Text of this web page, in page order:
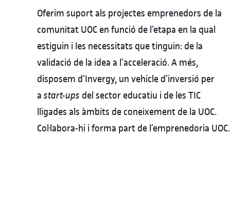
Oferim suport als projectes emprenedors de la
comunitat UOC en funció de l’etapa en la qual
estiguin i les necessitats que tinguin: de la
validació de la idea a l’acceleració. A més,
disposem d’Invergy, un vehicle d’inversió per
a start-ups del sector educatiu i de les TIC
lligades als àmbits de coneixement de la UOC.
Col·labora-hi i forma part de l’emprenedoria UOC.